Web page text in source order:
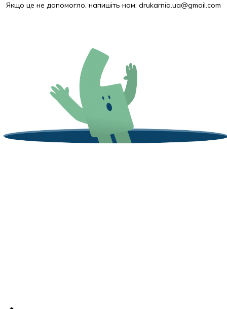
Якщо це не допомогло, напишіть нам: drukarnia.ua@gmail.com